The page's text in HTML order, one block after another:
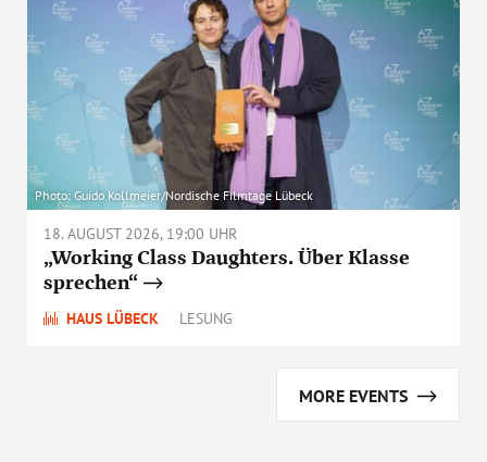
Photo: Guido Kollmeier/Nordische Filmtage Lübeck
18. AUGUST 2026, 19:00 UHR
„Working Class Daughters. Über Klasse
sprechen“
HAUS LÜBECK LESUNG
MORE EVENTS